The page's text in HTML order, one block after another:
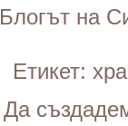
Блогът на
Етикет:
Да